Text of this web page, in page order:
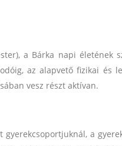
a Bárka napi életének
az alapvető fizikai és
vesz részt aktívan.
a